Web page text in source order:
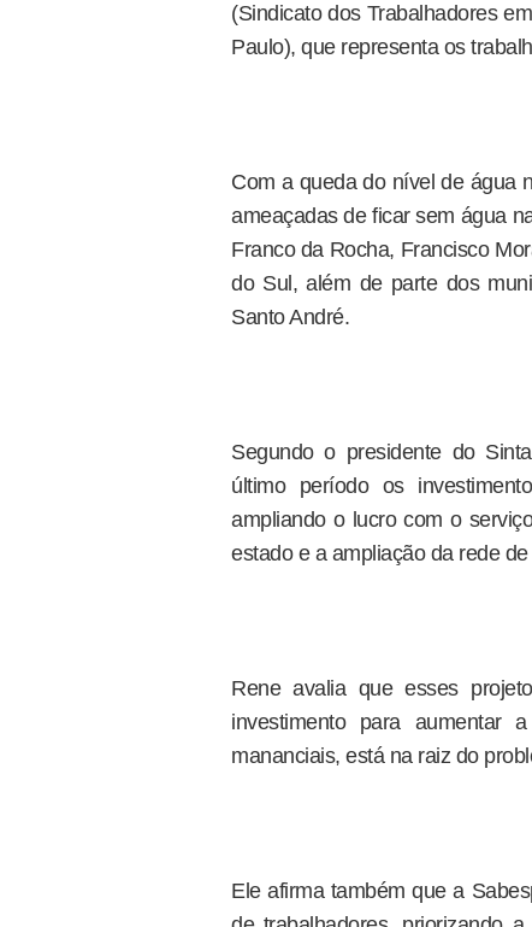
(Sindicato dos Trabalhadores
Paulo), que representa os
Com a queda do nível de água
ameaçadas de ficar sem água
Franco da Rocha, Francisco
do Sul, além de parte dos
Santo André.
Segundo o presidente do
último período os
ampliando o lucro com o
estado e a ampliação da rede
Rene avalia que esses
investimento para aumentar
mananciais, está na raiz do
Ele afirma também que a